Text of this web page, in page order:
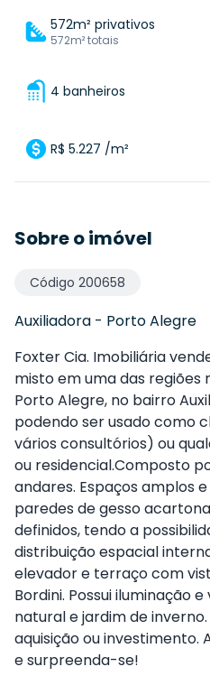
572m² privativos
572m² totais
4 banheiros
R$ 5.227 /m²
Sobre o imóvel
Código 200658
Auxiliadora - Porto Alegre
Foxter Cia. Imobiliária
misto em uma das regiões
Porto Alegre, no bairro
podendo ser usado como
vários consultórios) ou
ou residencial.Composto
andares. Espaços amplos
paredes de gesso
definidos, tendo a
distribuição espacial
elevador e terraço com
Bordini. Possui iluminação
natural e jardim de
aquisição ou investimento.
e surpreenda-se!